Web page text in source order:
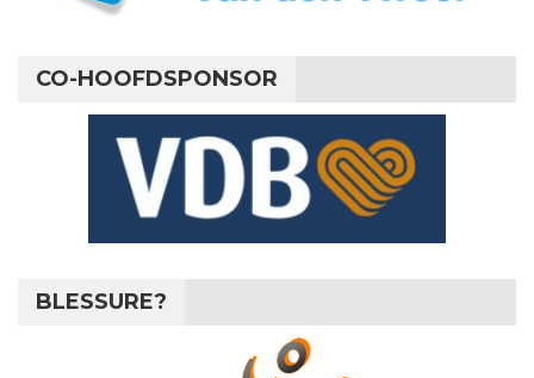
CO-HOOFDSPONSOR
BLESSURE?